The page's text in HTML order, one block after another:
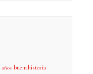
años buenahistoria